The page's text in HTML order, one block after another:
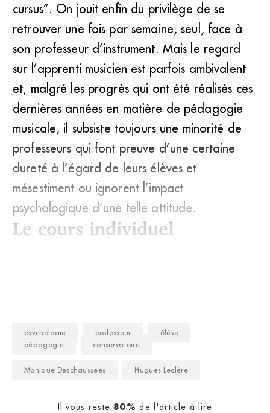
cursus”. On jouit enfin du privilège de se
retrouver une fois par semaine, seul, face à
son professeur d’instrument. Mais le regard
sur l’apprenti musicien est parfois ambivalent
et, malgré les progrès qui ont été réalisés ces
dernières années en matière de pédagogie
musicale, il subsiste toujours une minorité de
professeurs qui font preuve d’une certaine
dureté à l’égard de leurs élèves et
mésestiment ou ignorent l’impact
psychologique d’une telle attitude.
Le cours individuel
psychologie professeur
élève
pédagogie
conservatoire
Monique Deschaussées Hugues Leclère
Il vous reste 80% de l'article à lire